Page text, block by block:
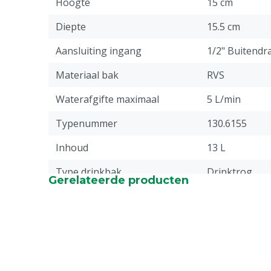
Diepte
15.5 cm
Aansluiting ingang
1/2"
Materiaal bak
RVS
Waterafgifte maximaal
5 L/min
Typenummer
130.6155
Inhoud
13 L
Type drinkbak
Drinktrog
Gerelateerde producten